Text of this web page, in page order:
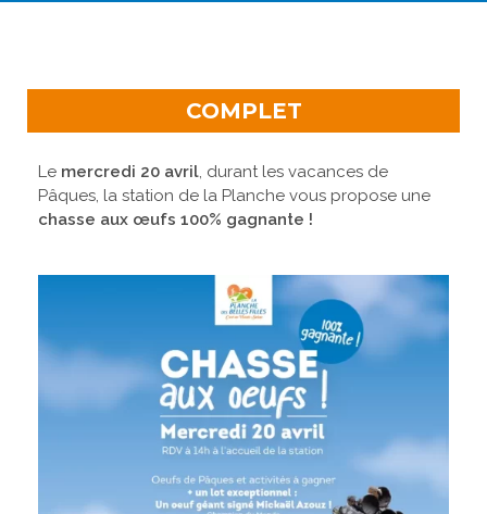
COMPLET
Le mercredi 20 avril, durant les vacances de
Pâques, la station de la Planche vous propose une
chasse aux œufs 100% gagnante !